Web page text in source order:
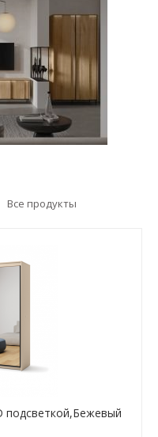
Все продукты
подсветкой,Бежевый